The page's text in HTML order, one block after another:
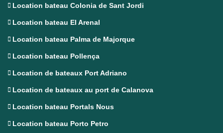
Location bateau Colonia de Sant Jordi
Location bateau El Arenal
Location bateau Palma de Majorque
Location bateau Pollença
Location de bateaux Port Adriano
Location de bateaux au port de Calanova
Location bateau Portals Nous
Location bateau Porto Petro